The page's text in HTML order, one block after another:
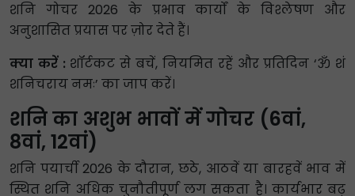
शनि गोचर 2026 के प्रभाव कार्यों के विश्लेषण और
अनुशासित प्रयास पर ज़ोर देते हैं।
क्या करें : शॉर्टकट से बचें, नियमित रहें और प्रतिदिन ‘ॐ शं
शनिचराय नमः’ का जाप करें।
शनि का अशुभ भावों में गोचर (6वां,
8वां, 12वां)
शनि पयार्ची 2026 के दौरान, छठे, आठवें या बारहवें भाव में
स्थित शनि अधिक चुनौतीपूर्ण लग सकता है। कार्यभार बढ़